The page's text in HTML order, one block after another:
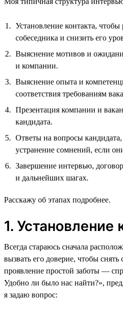
Установление контакта, чтобы
собеседника и снизить его
Выяснение мотивов и
и компании.
Выяснение опыта и
соответствия требованиям
Презентация компании и
кандидата.
Ответы на вопросы
устранение сомнений, если
Завершение интервью,
и дальнейших шагах.
Расскажу об этапах подробнее.
1. Установление
Всегда стараюсь сначала
вызвать его доверие, чтобы снять
проявление простой заботы —
Удобно ли было нас найти?»,
я задаю вопрос: